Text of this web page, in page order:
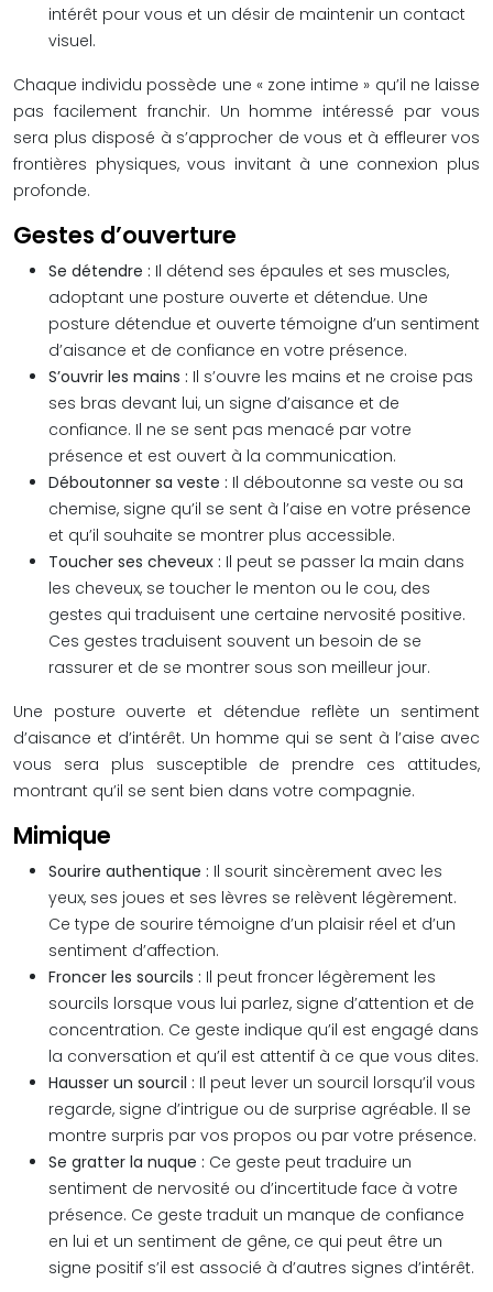
intérêt pour vous et un désir de maintenir un contact
visuel.
Chaque individu possède une « zone intime » qu’il ne laisse
pas facilement franchir. Un homme intéressé par vous
sera plus disposé à s’approcher de vous et à effleurer vos
frontières physiques, vous invitant à une connexion plus
profonde.
Gestes d’ouverture
Se détendre : Il détend ses épaules et ses muscles,
adoptant une posture ouverte et détendue. Une
posture détendue et ouverte témoigne d’un sentiment
d’aisance et de confiance en votre présence.
S’ouvrir les mains : Il s’ouvre les mains et ne croise pas
ses bras devant lui, un signe d’aisance et de
confiance. Il ne se sent pas menacé par votre
présence et est ouvert à la communication.
Déboutonner sa veste : Il déboutonne sa veste ou sa
chemise, signe qu’il se sent à l’aise en votre présence
et qu’il souhaite se montrer plus accessible.
Toucher ses cheveux : Il peut se passer la main dans
les cheveux, se toucher le menton ou le cou, des
gestes qui traduisent une certaine nervosité positive.
Ces gestes traduisent souvent un besoin de se
rassurer et de se montrer sous son meilleur jour.
Une posture ouverte et détendue reflète un sentiment
d’aisance et d’intérêt. Un homme qui se sent à l’aise avec
vous sera plus susceptible de prendre ces attitudes,
montrant qu’il se sent bien dans votre compagnie.
Mimique
Sourire authentique : Il sourit sincèrement avec les
yeux, ses joues et ses lèvres se relèvent légèrement.
Ce type de sourire témoigne d’un plaisir réel et d’un
sentiment d’affection.
Froncer les sourcils : Il peut froncer légèrement les
sourcils lorsque vous lui parlez, signe d’attention et de
concentration. Ce geste indique qu’il est engagé dans
la conversation et qu’il est attentif à ce que vous dites.
Hausser un sourcil : Il peut lever un sourcil lorsqu’il vous
regarde, signe d’intrigue ou de surprise agréable. Il se
montre surpris par vos propos ou par votre présence.
Se gratter la nuque : Ce geste peut traduire un
sentiment de nervosité ou d’incertitude face à votre
présence. Ce geste traduit un manque de confiance
en lui et un sentiment de gêne, ce qui peut être un
signe positif s’il est associé à d’autres signes d’intérêt.